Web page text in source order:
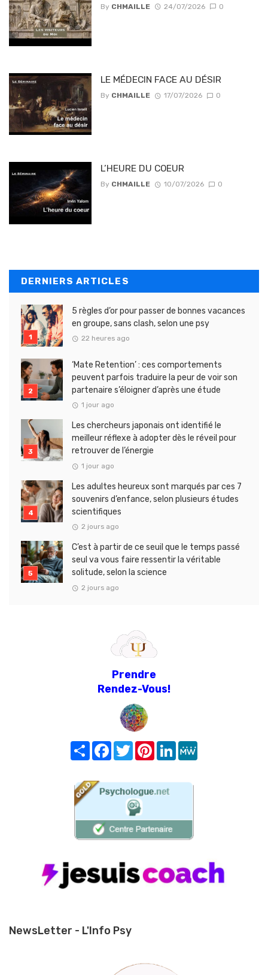
By CHMAILLE 24/07/2026 0
LE MÉDECIN FACE AU DÉSIR
By CHMAILLE 17/07/2026 0
L’HEURE DU COEUR
By CHMAILLE 10/07/2026 0
DERNIERS ARTICLES
5 règles d’or pour passer de bonnes vacances
en groupe, sans clash, selon une psy
22 heures ago
‘Mate Retention’ : ces comportements
peuvent parfois traduire la peur de voir son
partenaire s’éloigner d’après une étude
1 jour ago
Les chercheurs japonais ont identifié le
meilleur réflexe à adopter dès le réveil pour
retrouver de l’énergie
1 jour ago
Les adultes heureux sont marqués par ces 7
souvenirs d’enfance, selon plusieurs études
scientifiques
2 jours ago
C’est à partir de ce seuil que le temps passé
seul va vous faire ressentir la véritable
solitude, selon la science
2 jours ago
Prendre
Rendez-Vous!
Share FacebookTwitterPinterest
LinkedIn
NewsLetter - L'Info Psy